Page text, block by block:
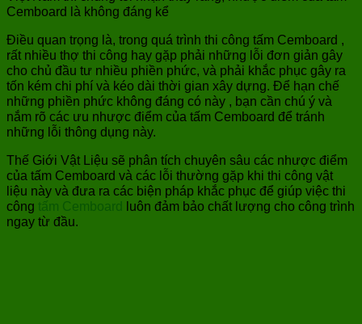
Cemboard là không đáng kể
Điều quan trọng là, trong quá trình thi công tấm Cemboard ,
rất nhiều thợ thi công hay gặp phải những lỗi đơn giản gây
cho chủ đầu tư nhiều phiền phức, và phải khắc phục gây ra
tốn kém chi phí và kéo dài thời gian xây dựng. Để hạn chế
những phiền phức không đáng có này , bạn cần chú ý và
nắm rõ các ưu nhược điểm của tấm Cemboard để tránh
những lỗi thông dụng này.
Thế Giới Vật Liệu sẽ phân tích chuyên sâu các nhược điểm
của tấm Cemboard và các lỗi thường gặp khi thi công vật
liệu này và đưa ra các biện pháp khắc phục để giúp việc thi
công tấm Cemboard
luôn đảm bảo chất lượng cho công trình
ngay từ đầu.